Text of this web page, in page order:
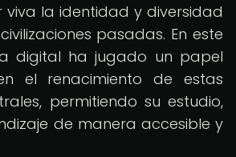
la identidad y diversidad
pasadas. En este
digital ha jugado un papel
el renacimiento de estas
permitiendo su estudio,
de manera accesible y